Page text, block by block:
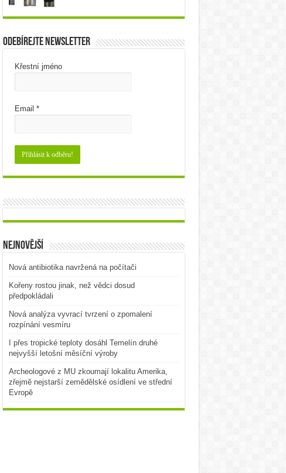
Odebírejte newsletter
Křestní jméno
Email *
Nejnovější
Nová antibiotika navržená na počítači
Kořeny rostou jinak, než vědci dosud
předpokládali
Nová analýza vyvrací tvrzení o zpomalení
rozpínání vesmíru
I přes tropické teploty dosáhl Temelín druhé
nejvyšší letošní měsíční výroby
Archeologové z MU zkoumají lokalitu Amerika,
zřejmě nejstarší zemědělské osídlení ve střední
Evropě